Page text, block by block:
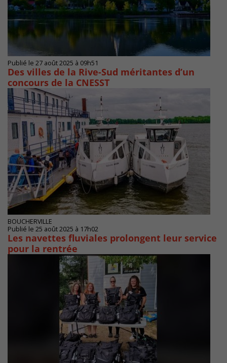
Publié le 27 août 2025 à 09h51
Des villes de la Rive-Sud méritantes d’un
concours de la CNESST
BOUCHERVILLE
Publié le 25 août 2025 à 17h02
Les navettes fluviales prolongent leur service
pour la rentrée